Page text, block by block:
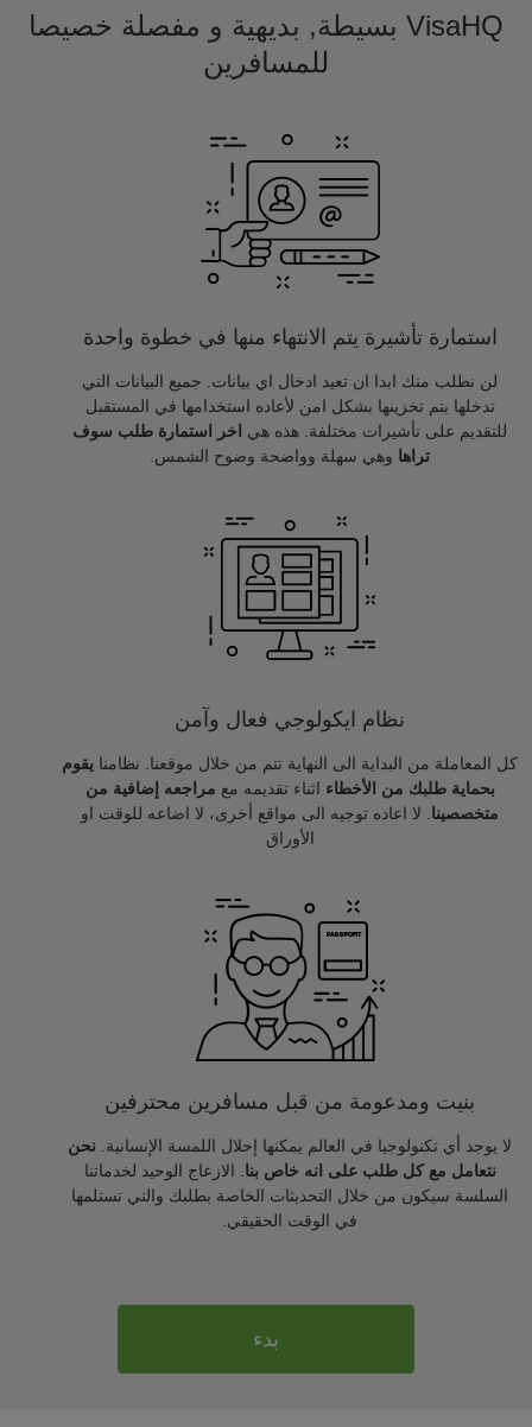
VisaHQ بسيطة, بديهية و مفصلة خصيصا
للمسافرين
استمارة تأشيرة يتم الانتهاء منها في خطوة واحدة
لن نطلب منك ابدا ان تعيد ادخال اي بيانات. جميع البيانات التي
تدخلها يتم تخزينها بشكل امن لأعاده استخدامها في المستقبل
للتقديم على تأشيرات مختلفة. هذه هي
اخر استمارة طلب سوف
تراها وهي سهلة وواضحة وضوح الشمس.
نظام ايكولوجي فعال وآمن
كل المعاملة من البداية الى النهاية تتم من خلال موقعنا. نظامنا يقوم
بحماية طلبك من الأخطاء اثناء تقديمه مع مراجعه إضافية من
متخصصينا . لا اعاده توجيه الى مواقع أخرى، لا اضاعه للوقت او
الأوراق
بنيت ومدعومة من قبل مسافرين محترفين
لا يوجد أي تكنولوجيا في العالم يمكنها إحلال اللمسة الإنسانية. نحن
نتعامل مع كل طلب على انه خاص بنا . الازعاج الوحيد لخدماتنا
السلسة سيكون من خلال التحديثات الخاصة بطلبك والتي تستلمها
في الوقت الحقيقي.
بدء